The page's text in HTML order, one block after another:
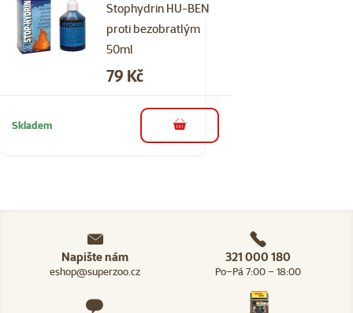
Stophydrin HU-BEN
proti bezobratlým
50ml
Cena
79 Kč
Skladem do košíku
Napište nám
eshop@superzoo.cz
321 000 180
Po–Pá 7:00 – 18:00